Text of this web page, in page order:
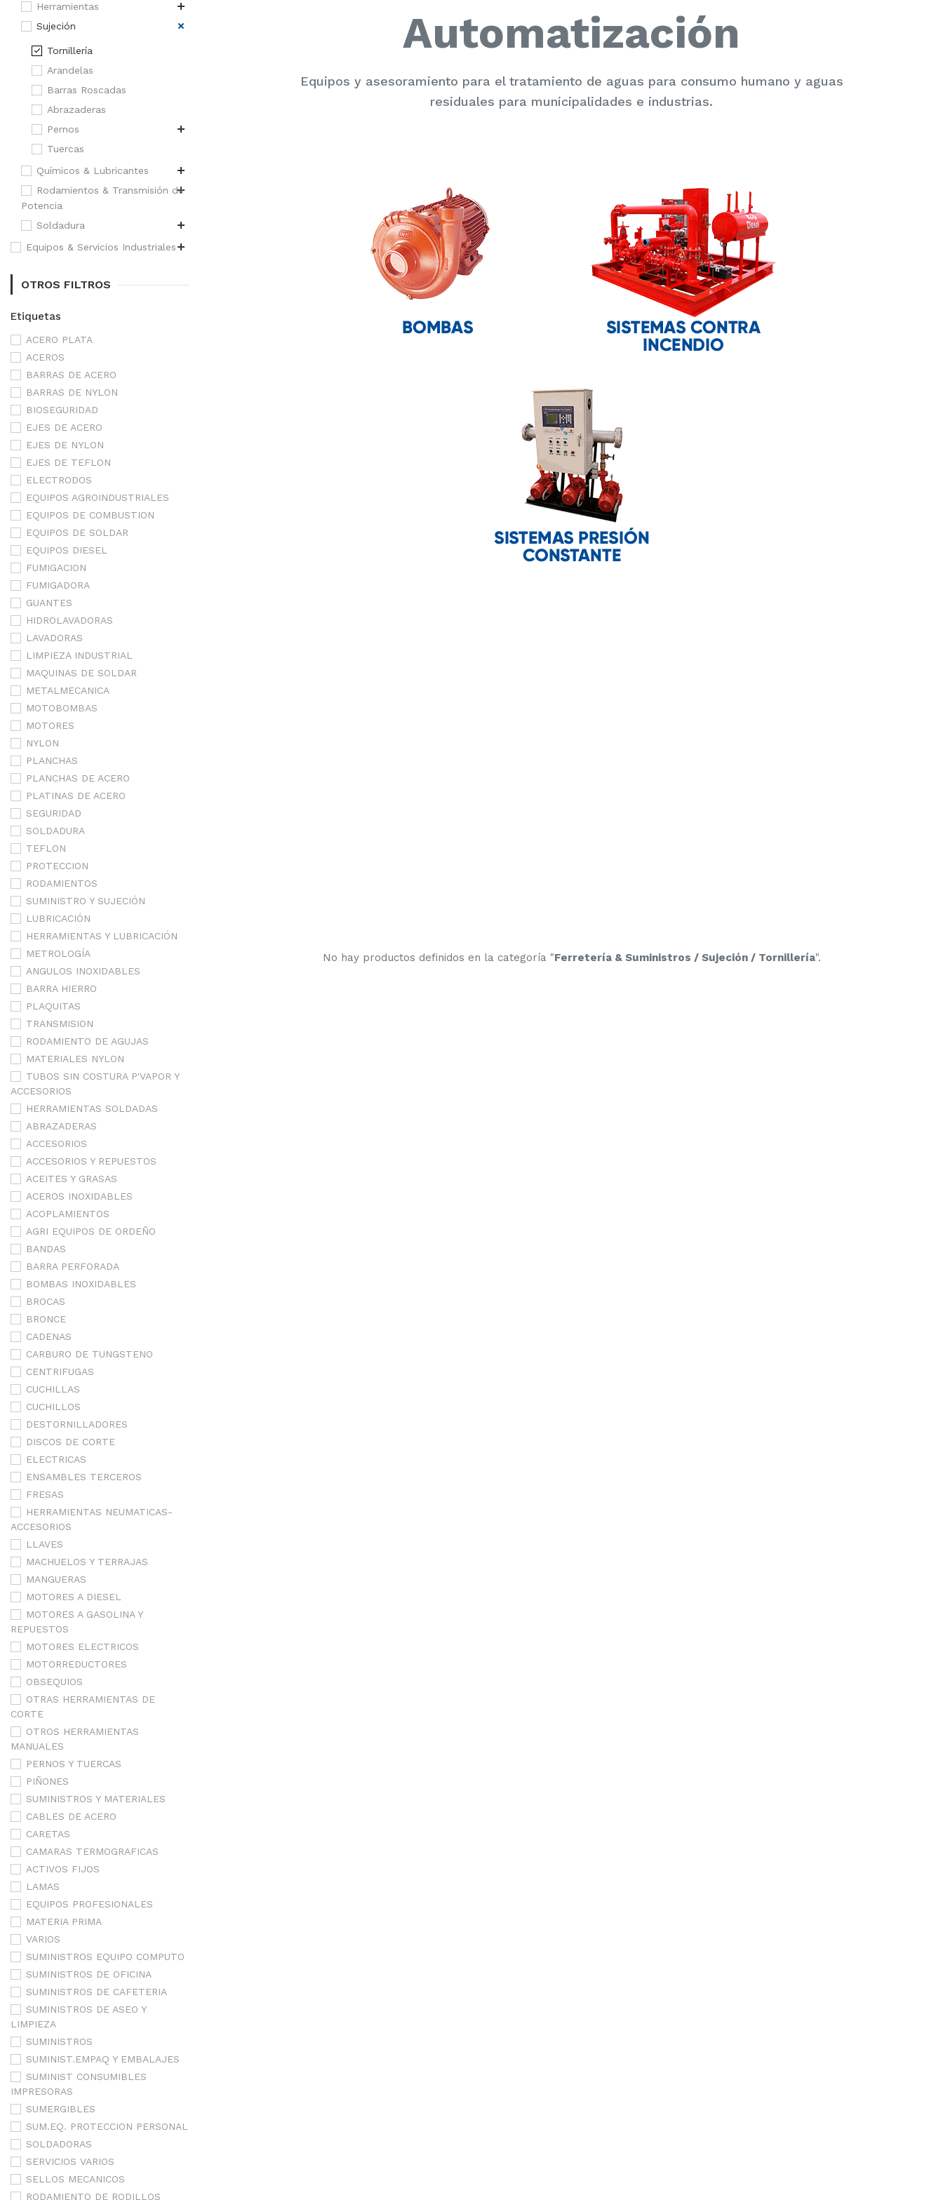
Herramientas
Sujeción
Tornillería
Arandelas
Barras Roscadas
Abrazaderas
Pernos
Tuercas
Químicos & Lubricantes
Rodamientos & Transmisión de
Potencia
Soldadura
Equipos & Servicios Industriales
OTROS FILTROS
Etiquetas
ACERO PLATA
ACEROS
BARRAS DE ACERO
BARRAS DE NYLON
BIOSEGURIDAD
EJES DE ACERO
EJES DE NYLON
EJES DE TEFLON
ELECTRODOS
EQUIPOS AGROINDUSTRIALES
EQUIPOS DE COMBUSTION
EQUIPOS DE SOLDAR
EQUIPOS DIESEL
FUMIGACION
FUMIGADORA
GUANTES
HIDROLAVADORAS
LAVADORAS
LIMPIEZA INDUSTRIAL
MAQUINAS DE SOLDAR
METALMECANICA
MOTOBOMBAS
MOTORES
NYLON
PLANCHAS
PLANCHAS DE ACERO
PLATINAS DE ACERO
SEGURIDAD
SOLDADURA
TEFLON
PROTECCION
RODAMIENTOS
SUMINISTRO Y SUJECIÓN
LUBRICACIÓN
HERRAMIENTAS Y LUBRICACIÓN
METROLOGÍA
ANGULOS INOXIDABLES
BARRA HIERRO
PLAQUITAS
TRANSMISION
RODAMIENTO DE AGUJAS
MATERIALES NYLON
TUBOS SIN COSTURA P'VAPOR Y
ACCESORIOS
HERRAMIENTAS SOLDADAS
ABRAZADERAS
ACCESORIOS
ACCESORIOS Y REPUESTOS
ACEITES Y GRASAS
ACEROS INOXIDABLES
ACOPLAMIENTOS
AGRI EQUIPOS DE ORDEÑO
BANDAS
BARRA PERFORADA
BOMBAS INOXIDABLES
BROCAS
BRONCE
CADENAS
CARBURO DE TUNGSTENO
CENTRIFUGAS
CUCHILLAS
CUCHILLOS
DESTORNILLADORES
DISCOS DE CORTE
ELECTRICAS
ENSAMBLES TERCEROS
FRESAS
HERRAMIENTAS NEUMATICAS-
ACCESORIOS
LLAVES
MACHUELOS Y TERRAJAS
MANGUERAS
MOTORES A DIESEL
MOTORES A GASOLINA Y
REPUESTOS
MOTORES ELECTRICOS
MOTORREDUCTORES
OBSEQUIOS
OTRAS HERRAMIENTAS DE
CORTE
OTROS HERRAMIENTAS
MANUALES
PERNOS Y TUERCAS
PIÑONES
SUMINISTROS Y MATERIALES
CABLES DE ACERO
CARETAS
CAMARAS TERMOGRAFICAS
ACTIVOS FIJOS
LAMAS
EQUIPOS PROFESIONALES
MATERIA PRIMA
VARIOS
SUMINISTROS EQUIPO COMPUTO
SUMINISTROS DE OFICINA
SUMINISTROS DE CAFETERIA
SUMINISTROS DE ASEO Y
LIMPIEZA
SUMINISTROS
SUMINIST.EMPAQ Y EMBALAJES
SUMINIST CONSUMIBLES
IMPRESORAS
SUMERGIBLES
SUM.EQ. PROTECCION PERSONAL
SOLDADORAS
SERVICIOS VARIOS
SELLOS MECANICOS
RODAMIENTO DE RODILLOS
Automatización
Equipos y asesoramiento para el tratamiento de aguas para consumo humano y aguas
residuales para municipalidades e industrias.
No hay productos definidos en la categoría "Ferretería & Suministros / Sujeción / Tornillería".